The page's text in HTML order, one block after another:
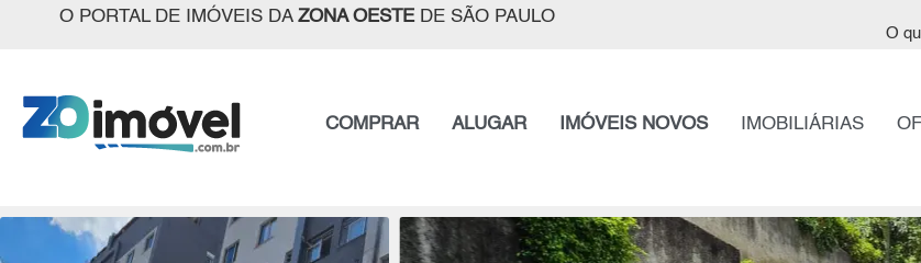
O PORTAL DE IMÓVEIS DA ZONA OESTEDE SÃO PAULO
O
COMPRAR ALUGAR IMÓVEIS NOVOS IMOBILIÁRIAS